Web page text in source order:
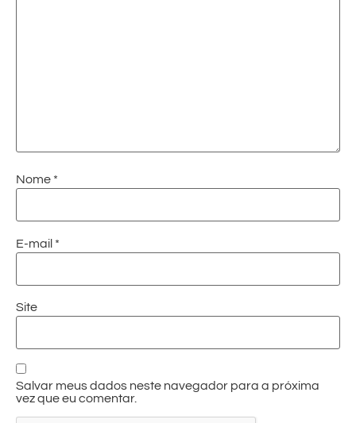
Nome *
E-mail *
Site
Salvar meus dados neste navegador para a próxima
vez que eu comentar.